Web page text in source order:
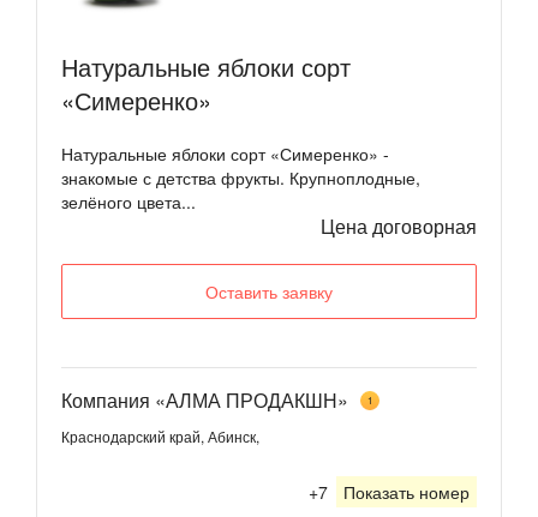
Натуральные яблоки сорт
«Симеренко»
Натуральные яблоки сорт «Симеренко» -
знакомые с детства фрукты. Крупноплодные,
зелёного цвета...
Цена договорная
Оставить заявку
Компания «АЛМА ПРОДАКШН» 1
Краснодарский край, Абинск,
+7 Показать номер